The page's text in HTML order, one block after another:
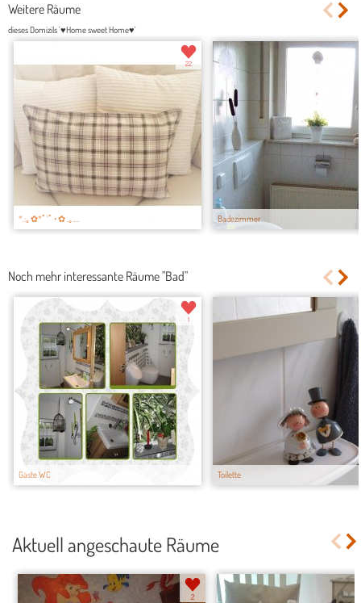
Weitere Räume
dieses Domizils '♥Home sweet Home♥'
*.:｡✿*ﾟ‘ﾟ･✿ .｡....
22
Badezimmer
Noch mehr interessante Räume "Bad"
Gäste WC
1
Toilette
Aktuell angeschaute Räume
2